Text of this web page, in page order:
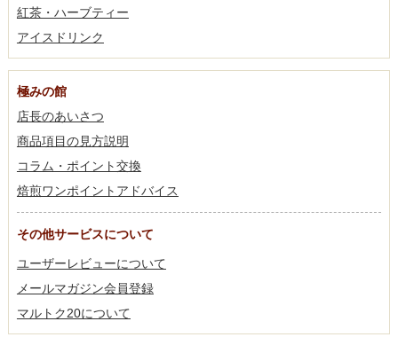
紅茶・ハーブティー
アイスドリンク
極みの館
店長のあいさつ
商品項目の見方説明
コラム・ポイント交換
焙煎ワンポイントアドバイス
その他サービスについて
ユーザーレビューについて
メールマガジン会員登録
マルトク20について